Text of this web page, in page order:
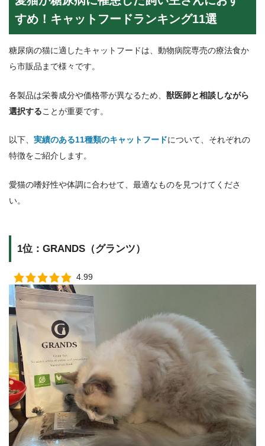
すめ！キャットフードランキング11選
糖尿病の猫に適したキャットフードは、動物病院専売の療法食か
ら市販品まで様々です。
各製品は栄養成分や価格帯が異なるため、 獣医師と相談しながら
選択することが重要です。
以下、 実績のある11種類のキャットフードについて、それぞれの
特徴をご紹介します。
愛猫の嗜好性や体調に合わせて、最適なものを見つけてくださ
い。
1位：GRANDS（グランツ）
4.99